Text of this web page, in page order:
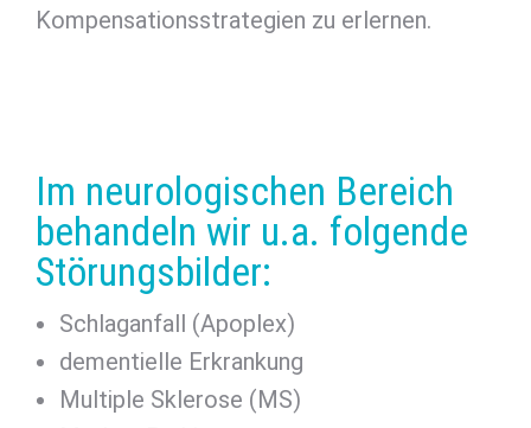
Kompensationsstrategien zu erlernen.
Im neurologischen Bereich
behandeln wir u.a. folgende
Störungsbilder:
Schlaganfall (Apoplex)
dementielle Erkrankung
Multiple Sklerose (MS)